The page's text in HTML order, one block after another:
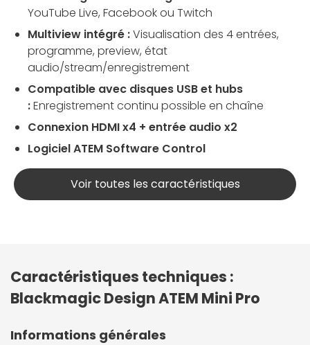
YouTube Live, Facebook ou Twitch
Multiview intégré :Visualisation des 4 entrées,
programme, preview, état
audio/stream/enregistrement
Compatible avec disques USB et hubs
:Enregistrement continu possible en chaîne
Connexion HDMI x4 + entrée audio x2
Logiciel ATEM Software Control
Voir toutes les caractéristiques
Caractéristiques techniques :
Blackmagic Design ATEM Mini Pro
Informations générales